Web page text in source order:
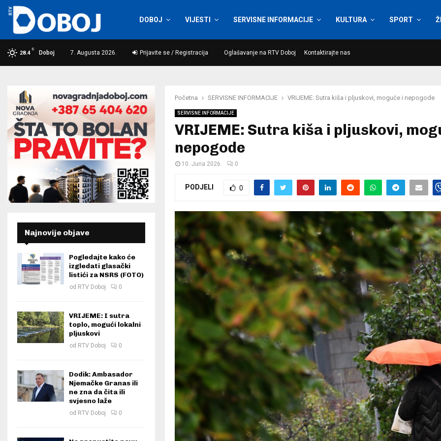
DOBOJ VIJESTI SERVISNE INFORMACIJE KULTURA SPORT
28.4
C
Doboj 7. Augusta 2026. Prijavite se / Registracija Oglašavanje na RTV Doboj Kontaktirajte nas
Početna SERVISNE INFORMACIJE VRIJEME: Sutra kiša i pljuskovi, moguće i nepogode
SERVISNE INFORMACIJE
VRIJEME: Sutra kiša i pljuskovi,
nepogode
10. Juna 2026. 0
PODJELI 0
Najnovije objave
Pogledajte kako će
izgledati glasački
listići za NSRS (FOTO)
od RTV Doboj 0
VRIJEME: I sutra
toplo, mogući lokalni
pljuskovi
od RTV Doboj 0
Dodik: Ambasador
Njemačke Granas ili
ne zna da čita ili
svjesno laže
od RTV Doboj 0